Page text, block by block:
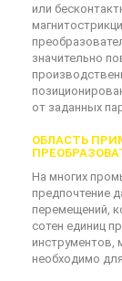
или
значительно
от заданных
ОБЛАСТЬ
На многих
предпочтение
перемещений,
сотен единиц
инструментов,
необходимо